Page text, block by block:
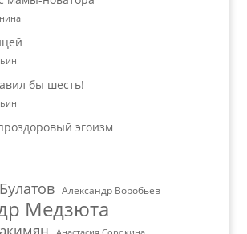
бы шесть!
эгоизм
Александр Воробьёв
Медзюта